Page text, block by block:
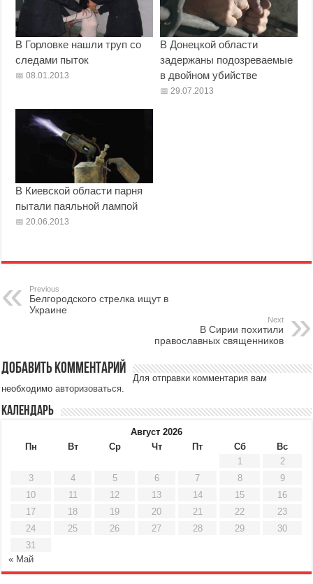
В Горловке нашли труп со
следами пыток
08.01.2013
В Донецкой области
задержаны подозреваемые
в двойном убийстве
29.07.2013
В Киевской области парня
пытали паяльной лампой
20.06.2013
Previous
Белгородского стрелка ищут в
Украине
Next
В Сирии похитили
православных священников
Добавить комментарий
Для отправки комментария вам
необходимоавторизоваться.
Календарь
Август 2026
Пн
Вт Ср Чт Пт Сб
Вс
1
2
3
4 5 6 7 8
9
10
11 12 13 14 15
16
17
18 19 20 21 22
23
24
25 26 27 28 29
30
31
« Май